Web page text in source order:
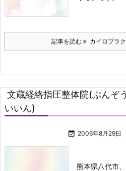
記事を読む カイロプラ
文蔵経絡指圧整体院(ぶんぞ
いいん)
 2006年8月29日
熊本県八代市